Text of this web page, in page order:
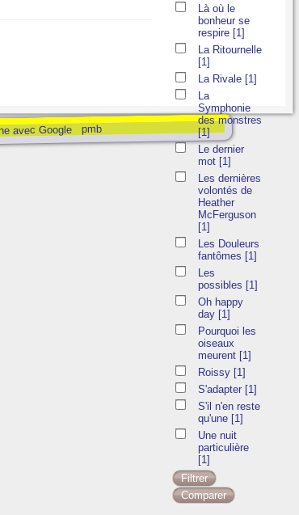
avec Google pmb
Là où le
bonheur se
respire [1]
La Ritournelle
[1]
La Rivale [1]
La
Symphonie
des monstres
[1]
Le dernier
mot [1]
Les dernières
volontés de
Heather
McFerguson
[1]
Les Douleurs
fantômes [1]
Les
possibles [1]
Oh happy
day [1]
Pourquoi les
oiseaux
meurent [1]
Roissy [1]
S'adapter [1]
S'il n'en reste
qu'une [1]
Une nuit
particulière
[1]